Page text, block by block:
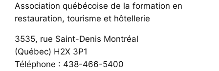
Association québécoise de la formation en
restauration, tourisme et hôtellerie
3535, rue Saint-Denis Montréal
(Québec) H2X 3P1
Téléphone : 438-466-5400